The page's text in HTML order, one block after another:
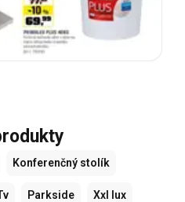
Konferenčný stolík
Parkside Xxl lux